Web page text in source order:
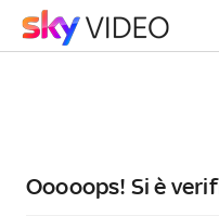
Ooooops! Si è